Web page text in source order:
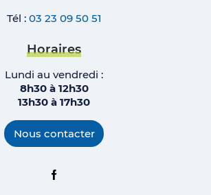
Tél : 03 23 09 50 51
Horaires
Lundi au vendredi :
8h30 à 12h30
13h30 à 17h30
Nous contacter
Facebook